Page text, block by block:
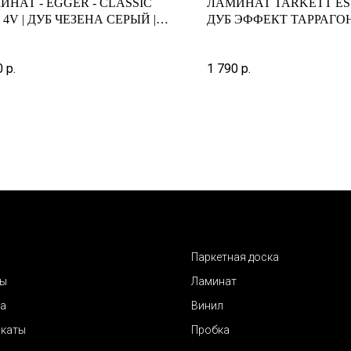
- EGGER - CLASSIC
4V | ДУБ ЧЕЗЕНА СЕРЫЙ |
р.
ЛАМИНАТ TARKETT
ДУБ ЭФФЕКТ
1 790 р.
Паркетная доска
Ламинат
Винил
Пробка